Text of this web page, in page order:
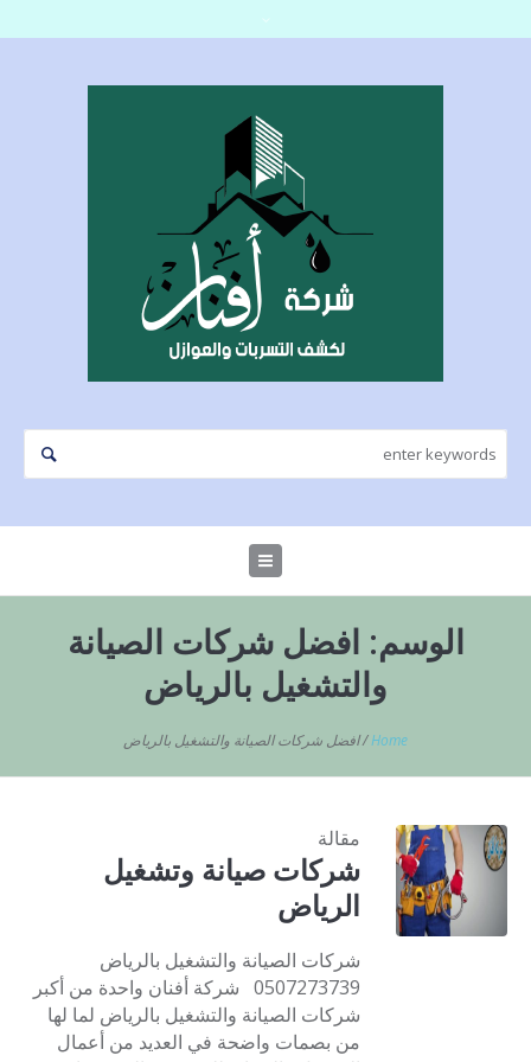
الوسم: افضل شركات الصيانة
والتشغيل بالرياض
Home
/افضل شركات الصيانة والتشغيل بالرياض
مقالة
شركات صيانة وتشغيل
الرياض
شركات الصيانة والتشغيل بالرياض
0507273739 شركة أفنان واحدة من أكبر
شركات الصيانة والتشغيل بالرياض لما لها
من بصمات واضحة في العديد من أعمال